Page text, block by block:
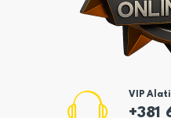
VIP
+381